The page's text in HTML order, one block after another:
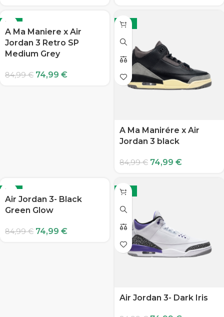
-12%
A Ma Maniere x Air
Jordan 3 Retro SP
Medium Grey
84,99€ 74,99 €
-12%
A Ma Manirére x Air
Jordan 3 black
84,99€ 74,99 €
-12%
Air Jordan 3- Black
Green Glow
84,99€ 74,99 €
-12%
Air Jordan 3- Dark Iris